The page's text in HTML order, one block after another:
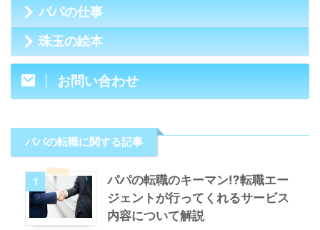
パパの仕事
珠玉の絵本
お問い合わせ
パパの転職に関する記事
1
パパの転職のキーマン!?転職エー
ジェントが行ってくれるサービス
内容について解説